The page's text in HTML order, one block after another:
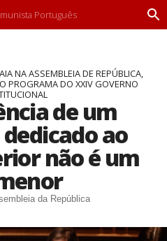
Português
P
NA ASSEMBLEIA DE REPÚBLICA,
PROGRAMA DO XXIV GOVERNO
de um
ao
não é um
da República